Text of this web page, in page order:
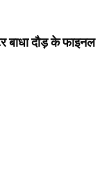
बाधा दौड़ के फाइनल